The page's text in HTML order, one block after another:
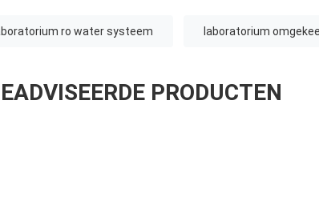
ro water systeem laboratorium
PRODUCTEN